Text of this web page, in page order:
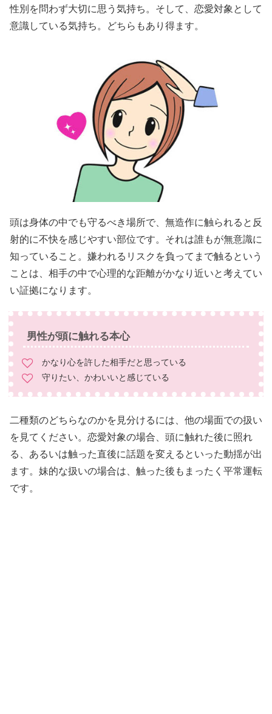
性別を問わず大切に思う気持ち。そして、恋愛対象として
意識している気持ち。どちらもあり得ます。
頭は身体の中でも守るべき場所で、無造作に触られると反
射的に不快を感じやすい部位です。それは誰もが無意識に
知っていること。嫌われるリスクを負ってまで触るという
ことは、相手の中で心理的な距離がかなり近いと考えてい
い証拠になります。
男性が頭に触れる本心
かなり心を許した相手だと思っている
守りたい、かわいいと感じている
二種類のどちらなのかを見分けるには、他の場面での扱い
を見てください。恋愛対象の場合、頭に触れた後に照れ
る、あるいは触った直後に話題を変えるといった動揺が出
ます。妹的な扱いの場合は、触った後もまったく平常運転
です。